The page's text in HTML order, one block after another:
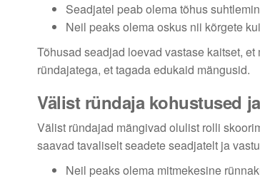
Seadjatel peab olema tõhus
Neil peaks olema oskus nii kõrgete
Tõhusad seadjad loevad vastase kaitset,
ründajatega, et tagada edukaid mängusid.
Välist ründaja kohustused
Välist ründajad mängivad olulist rolli
saavad tavaliselt seadete seadjatelt ja
Neil peaks olema mitmekesine